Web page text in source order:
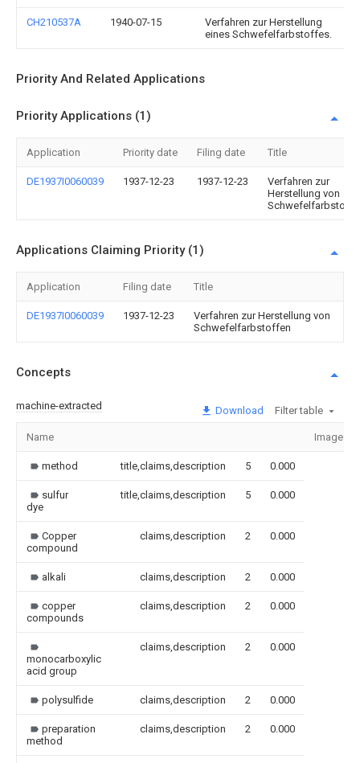
CH210537A 1940-07-15
Verfahren zur Herstellung
eines Schwefelfarbstoffes.
Priority And Related Applications
Priority Applications (1)
Application Priority date Filing date Title
DE1937I0060039 1937-12-23 1937-12-23
Verfahren zur
Herstellung von
Applications Claiming Priority (1)
Application Filing date Title
DE1937I0060039 1937-12-23
Verfahren zur Herstellung von
Schwefelfarbstoffen
Concepts
machine-extracted Download Filter table
Name Image
method title,claims,description 5 0.000
sulfur
dye
title,claims,description 5 0.000
Copper
compound
claims,description 2 0.000
alkali claims,description 2 0.000
copper
compounds
claims,description 2 0.000
monocarboxylic
acid group
claims,description 2 0.000
polysulfide claims,description 2 0.000
preparation
method
claims,description 2 0.000